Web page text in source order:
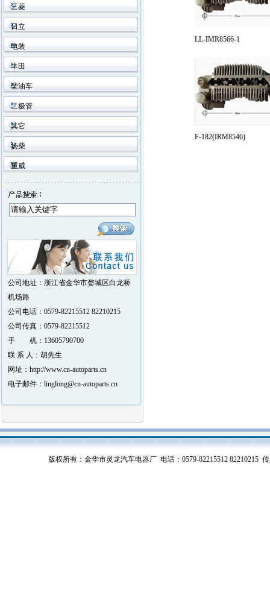
三菱
日立
电装
丰田
柴油车
二极管
其它
扬柴
重威
公司地址：浙江省金华市婺城区白龙桥
机场路
公司电话：0579-82215512 82210215
公司传真：0579-82215512
手 机：13605790700
联 系 人：胡先生
网址：http://www.cn-autoparts.cn
电子邮件：linglong@cn-autoparts.cn
LL-IMR8566-1
F-182(IRM8546)
版权所有：金华市灵龙汽车电器厂 电话：0579-82215512 82210215 传